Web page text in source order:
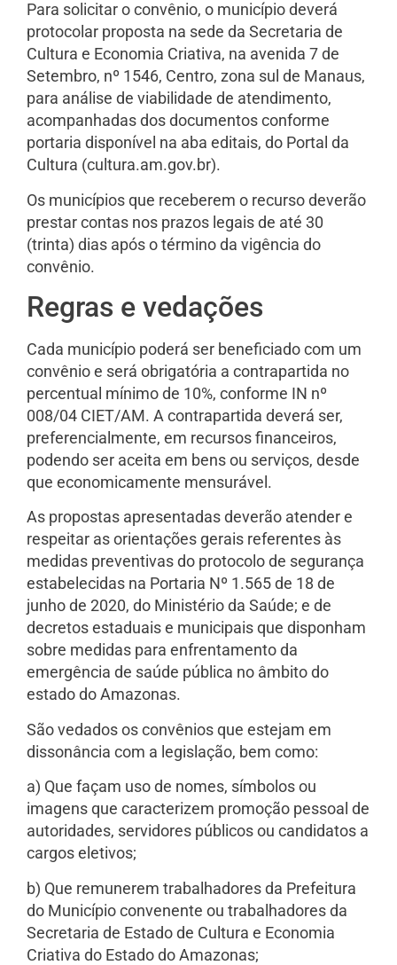
Para solicitar o convênio, o município deverá
protocolar proposta na sede da Secretaria de
Cultura e Economia Criativa, na avenida 7 de
Setembro, nº 1546, Centro, zona sul de Manaus,
para análise de viabilidade de atendimento,
acompanhadas dos documentos conforme
portaria disponível na aba editais, do Portal da
Cultura (cultura.am.gov.br).
Os municípios que receberem o recurso deverão
prestar contas nos prazos legais de até 30
(trinta) dias após o término da vigência do
convênio.
Regras e vedações
Cada município poderá ser beneficiado com um
convênio e será obrigatória a contrapartida no
percentual mínimo de 10%, conforme IN nº
008/04 CIET/AM. A contrapartida deverá ser,
preferencialmente, em recursos financeiros,
podendo ser aceita em bens ou serviços, desde
que economicamente mensurável.
As propostas apresentadas deverão atender e
respeitar as orientações gerais referentes às
medidas preventivas do protocolo de segurança
estabelecidas na Portaria Nº 1.565 de 18 de
junho de 2020, do Ministério da Saúde; e de
decretos estaduais e municipais que disponham
sobre medidas para enfrentamento da
emergência de saúde pública no âmbito do
estado do Amazonas.
São vedados os convênios que estejam em
dissonância com a legislação, bem como:
a) Que façam uso de nomes, símbolos ou
imagens que caracterizem promoção pessoal de
autoridades, servidores públicos ou candidatos a
cargos eletivos;
b) Que remunerem trabalhadores da Prefeitura
do Município convenente ou trabalhadores da
Secretaria de Estado de Cultura e Economia
Criativa do Estado do Amazonas;